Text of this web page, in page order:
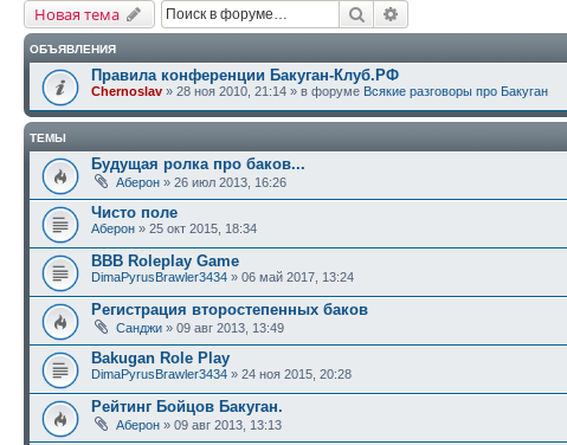
Новая тема Поиск
ОБЪЯВЛЕНИЯ
Правила конференции Бакуган-Клуб.РФ
Chernoslav » 28 ноя 2010, 21:14 » в форуме Всякие разговоры про Бакуган
ТЕМЫ
Будущая ролка про баков...
Аберон » 26 июл 2013, 16:26
Чисто поле
Аберон » 25 окт 2015, 18:34
BBB Roleplay Game
DimaPyrusBrawler3434 » 06 май 2017, 13:24
Регистрация второстепенных баков
Санджи » 09 авг 2013, 13:49
Bakugan Role Play
DimaPyrusBrawler3434 » 24 ноя 2015, 20:28
Рейтинг Бойцов Бакуган.
Аберон » 09 авг 2013, 13:13